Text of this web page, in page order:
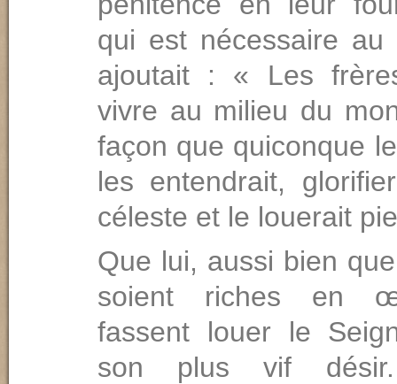
qui est nécessaire
ajoutait : « Les
vivre au milieu du
façon que quiconque
les entendrait,
céleste et le louerait
Que lui, aussi bien
soient riches en
fassent louer le
son plus vif